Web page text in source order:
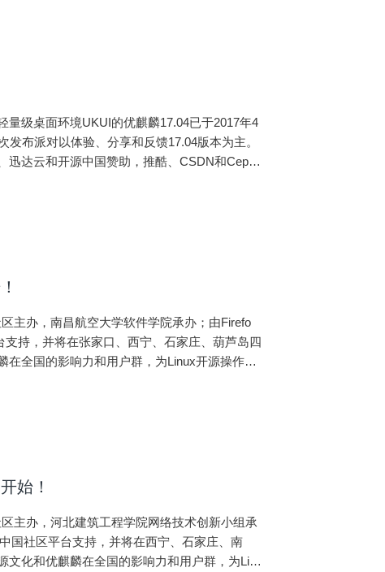
级桌面环境UKUI的优麒麟17.04已于2017年4
布派对以体验、分享和反馈17.04版本为主。
迅达云和开源中国赞助，推酷、CSDN和Ceph
主办，南昌航空大学软件学院承办；由Firefo
持，并将在张家口、西宁、石家庄、葫芦岛四
全国的影响力和用户群，为Linux开源操作系
始！
主办，河北建筑工程学院网络技术创新小组承
国社区平台支持，并将在西宁、石家庄、南
化和优麒麟在全国的影响力和用户群，为Linu